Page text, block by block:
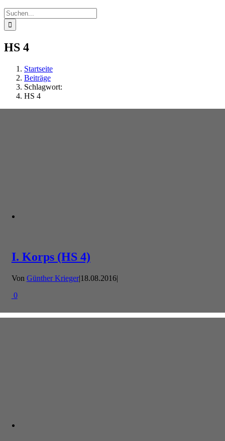
Suche
nach:
HS 4
Startseite
Beiträge
Schlagwort:
HS 4
I. Korps (HS 4)
Von Günther Krieger|18.08.2016|
0